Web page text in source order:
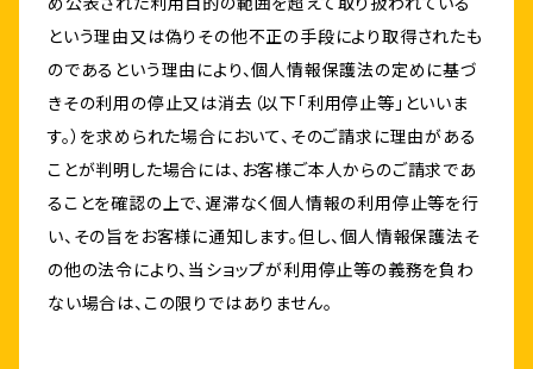
という理由又は偽りその他不正の手段により取得されたも
のであるという理由により、個人情報保護法の定めに基づ
きその利用の停止又は消去（以下「利用停止等」といいま
す。）を求められた場合において、そのご請求に理由がある
ことが判明した場合には、お客様ご本人からのご請求であ
ることを確認の上で、遅滞なく個人情報の利用停止等を行
い、その旨をお客様に通知します。但し、個人情報保護法そ
の他の法令により、当ショップが利用停止等の義務を負わ
ない場合は、この限りではありません。